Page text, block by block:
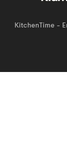
KitchenTime -